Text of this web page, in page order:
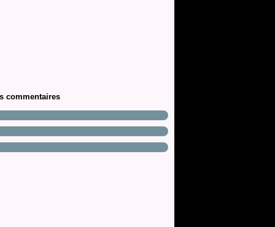
commentaires